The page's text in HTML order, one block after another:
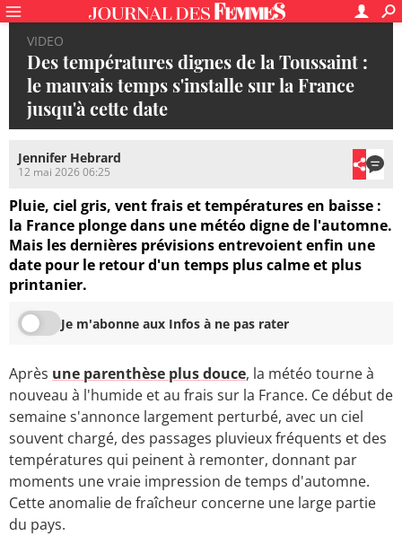
VIDEO
Des températures dignes de la Toussaint :
le mauvais temps s'installe sur la France
jusqu'à cette date
Jennifer Hebrard
12 mai 2026 06:25
Pluie, ciel gris, vent frais et températures en baisse :
la France plonge dans une météo digne de l'automne.
Mais les dernières prévisions entrevoient enfin une
date pour le retour d'un temps plus calme et plus
printanier.
Je m'abonne aux Infos à ne pas rater
Après une parenthèse plus douce, la météo tourne à
nouveau à l'humide et au frais sur la France. Ce début de
semaine s'annonce largement perturbé, avec un ciel
souvent chargé, des passages pluvieux fréquents et des
températures qui peinent à remonter, donnant par
moments une vraie impression de temps d'automne.
Cette anomalie de fraîcheur concerne une large partie
du pays.